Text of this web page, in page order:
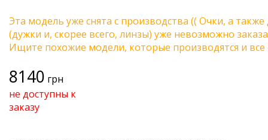
Эта модель уже снята с производства (( Очки, а
(дужки и, скорее всего, линзы) уже невозможно
Ищите похожие модели, которые производятся и
8140 грн
не доступны к
заказу